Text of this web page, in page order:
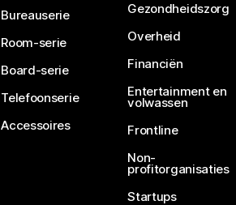
Bureauserie
Room-serie
Board-serie
Telefoonserie
Accessoires
Gezondheidszorg
Overheid
Financiën
Entertainment en
volwassen
Frontline
Non-
profitorganisaties
Startups